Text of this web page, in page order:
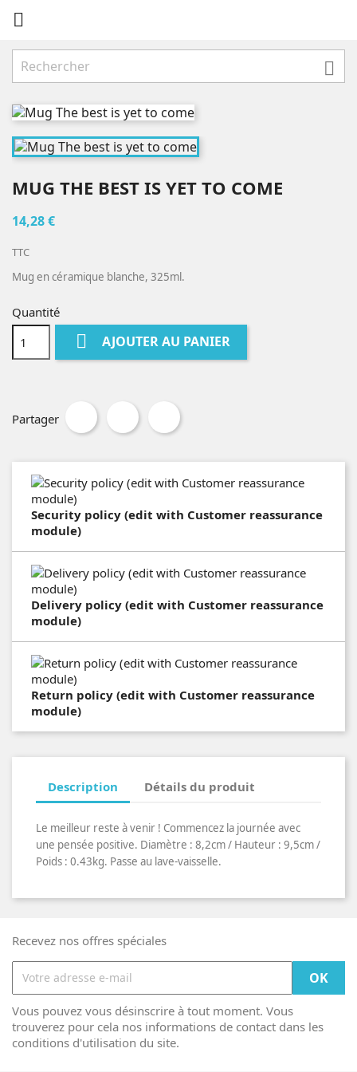


MUG THE BEST IS YET TO COME
14,28 €
TTC
Mug en céramique blanche, 325ml.
Quantité
 AJOUTER AU PANIER
Partager
Security policy (edit with Customer reassurance
module)
Delivery policy (edit with Customer reassurance
module)
Return policy (edit with Customer reassurance
module)
Description Détails du produit
Le meilleur reste à venir ! Commencez la journée avec
une pensée positive. Diamètre : 8,2cm / Hauteur : 9,5cm /
Poids : 0.43kg. Passe au lave-vaisselle.
Recevez nos offres spéciales
Vous pouvez vous désinscrire à tout moment. Vous
trouverez pour cela nos informations de contact dans les
conditions d'utilisation du site.